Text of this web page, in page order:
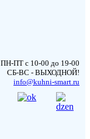
ПН-ПТ с 10-00 до 19-00
СБ-ВС - ВЫХОДНОЙ!
info@kuhni-smart.ru